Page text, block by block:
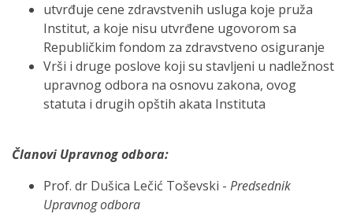
utvrđuje cene zdravstvenih usluga koje pruža
Institut, a koje nisu utvrđene ugovorom sa
Republičkim fondom za zdravstveno osiguranje
Vrši i druge poslove koji su stavljeni u nadležnost
upravnog odbora na osnovu zakona, ovog
statuta i drugih opštih akata Instituta
Članovi Upravnog odbora:
Prof. dr Dušica Lečić Toševski - Predsednik
Upravnog odbora